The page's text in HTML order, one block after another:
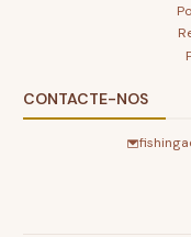
CONTACTE-NOS